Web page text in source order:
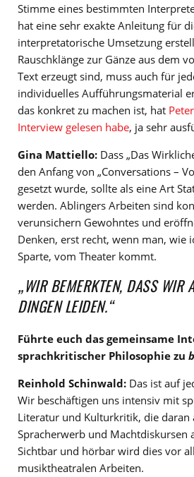
Stimme eines bestimmten
hat eine sehr exakte Anleitung für
interpretatorische Umsetzung
Rauschklänge zur Gänze aus dem
Text erzeugt sind, muss auch für
individuelles Aufführungsmaterial
das konkret zu machen ist, hat
Interview gelesen habe, ja sehr
Gina Mattiello: Dass „Das
den Anfang von „Conversations –
gesetzt wurde, sollte als eine Art
werden. Ablingers Arbeiten sind
verunsichern Gewohntes und
Denken, erst recht, wenn man, wie
Sparte, vom Theater kommt.
„WIR BEMERKTEN, DASS WIR
DINGEN LEIDEN.“
Führte euch das gemeinsame
sprachkritischer Philosophie zu
Reinhold Schinwald: Das ist auf
Wir beschäftigen uns intensiv mit
Literatur und Kulturkritik, die daran
Spracherwerb und Machtdiskursen
Sichtbar und hörbar wird dies vor
musiktheatralen Arbeiten.